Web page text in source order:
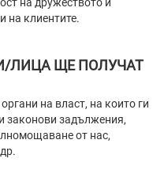
на клиентите.
ЛИЦА ЩЕ ПОЛУЧАТ
на власт, на които ги
законови задължения,
от нас,